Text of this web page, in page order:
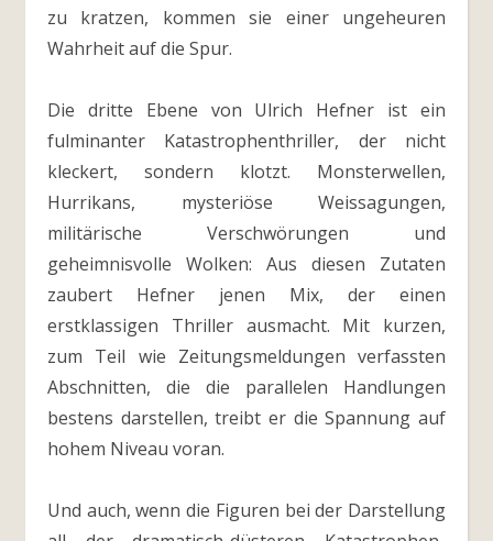
zu kratzen, kommen sie einer ungeheuren
Wahrheit auf die Spur.
Die dritte Ebene von Ulrich Hefner ist ein
fulminanter Katastrophenthriller, der nicht
kleckert, sondern klotzt. Monsterwellen,
Hurrikans, mysteriöse Weissagungen,
militärische Verschwörungen und
geheimnisvolle Wolken: Aus diesen Zutaten
zaubert Hefner jenen Mix, der einen
erstklassigen Thriller ausmacht. Mit kurzen,
zum Teil wie Zeitungsmeldungen verfassten
Abschnitten, die die parallelen Handlungen
bestens darstellen, treibt er die Spannung auf
hohem Niveau voran.
Und auch, wenn die Figuren bei der Darstellung